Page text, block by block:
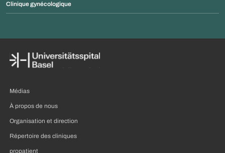
Clinique gynécologique
Médias
À propos de nous
Organisation et direction
Répertoire des cliniques
propatient